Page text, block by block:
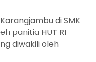
di SMK
panitia HUT RI
diwakili oleh